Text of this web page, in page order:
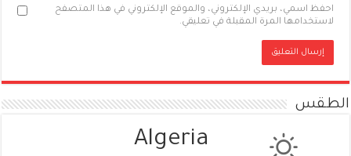
احفظ اسمي، بريدي الإلكتروني، والموقع الإلكتروني في هذا المتصفح
لاستخدامها المرة المقبلة في تعليقي.
الطقس
Algeria